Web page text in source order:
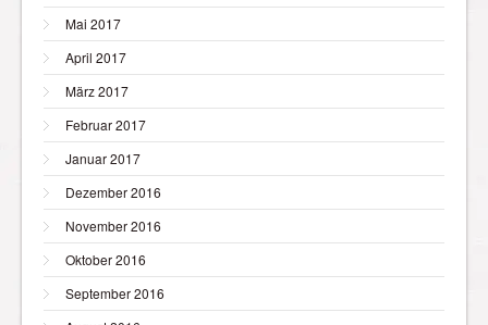
Mai 2017
April 2017
März 2017
Februar 2017
Januar 2017
Dezember 2016
November 2016
Oktober 2016
September 2016